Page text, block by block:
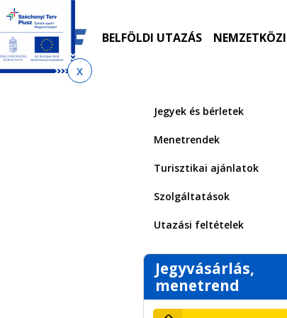
Ugrás
menetrendkeresőhöz
Ugrás
az
almenühöz
Ugrás
tartalomra
Ugrás
az
oldaltérképre
BELFÖLDI UTAZÁS
Jegyek és bérletek
Menetrendek
Turisztikai ajánlatok
Szolgáltatások
Utazási feltételek
Jegyvásárlás,
menetrend